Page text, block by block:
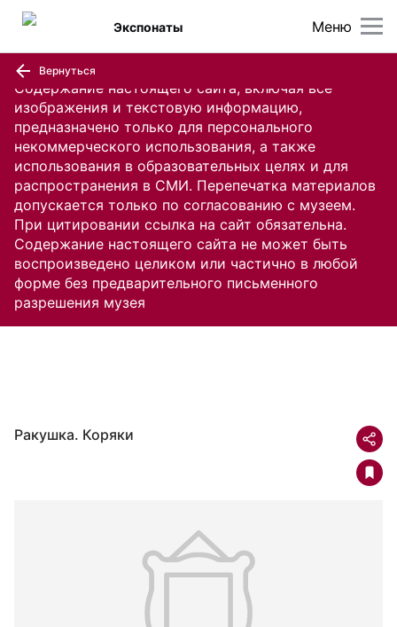
Содержание настоящего сайта, включая все
изображения и текстовую информацию,
предназначено только для персонального
некоммерческого использования, а также
использования в образовательных целях и для
распространения в СМИ. Перепечатка материалов
допускается только по согласованию с музеем.
При цитировании ссылка на сайт обязательна.
Содержание настоящего сайта не может быть
воспроизведено целиком или частично в любой
форме без предварительного письменного
разрешения музея
Меню
Экспонаты
Вернуться
Ракушка. Коряки